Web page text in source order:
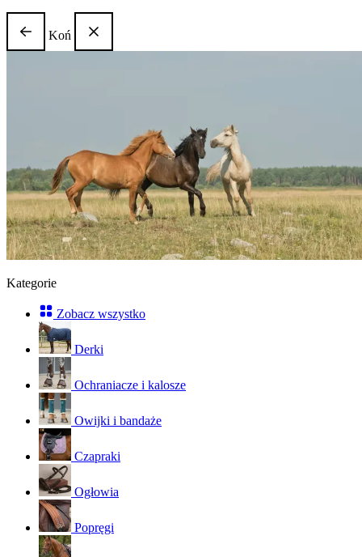
Koń
Kategorie
Zobacz wszystko
Derki
Ochraniacze i kalosze
Owijki i bandaże
Czapraki
Ogłowia
Popręgi